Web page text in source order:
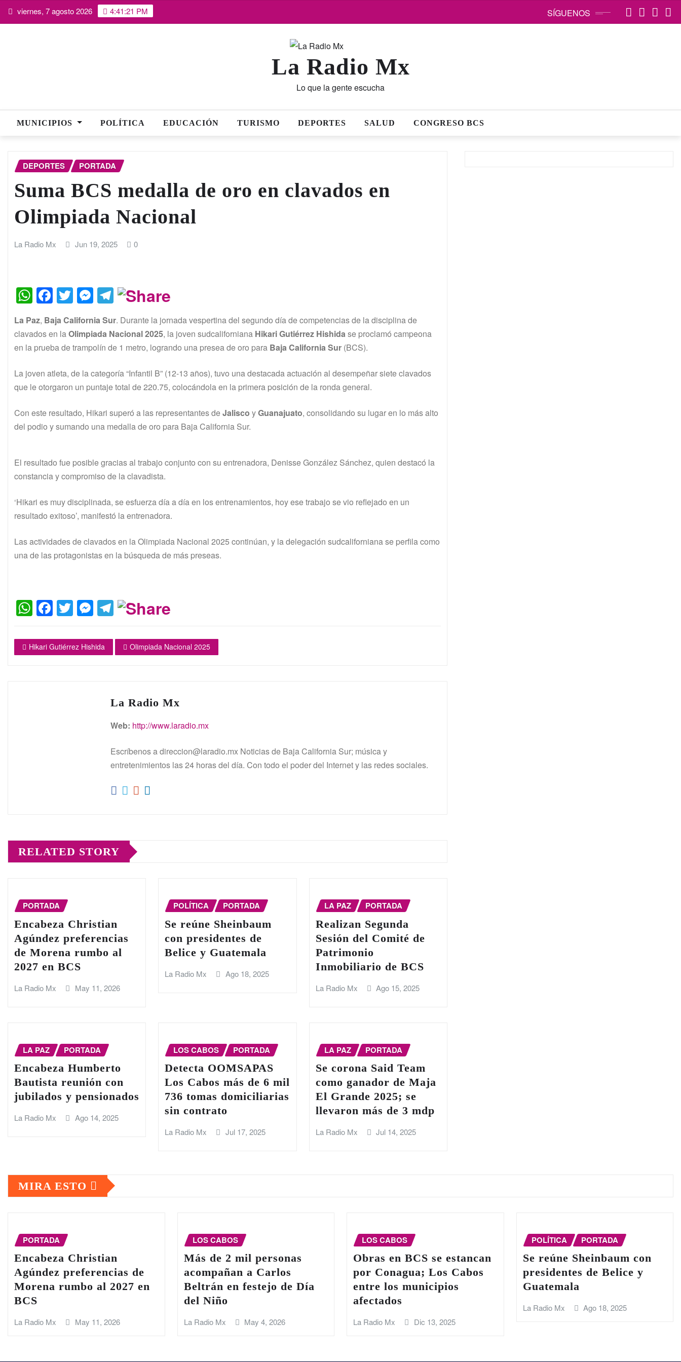
Saltar viernes, 7 agosto 2026 4:41:22 PM SÍGUENOS
La Radio Mx
Lo que la gente escucha
MUNICIPIOS POLÍTICA EDUCACIÓN TURISMO DEPORTES SALUD CONGRESO BCS
DEPORTES PORTADA
Suma BCS medalla de oro en clavados en
Olimpiada Nacional
La Radio Mx Jun 19, 2025 0
W
h
at
s
A
p
p
F
a
c
e
o
o
k
T
w
itt
er
M
e
s
s
n
g
er
T
el
e
gr
m
La Paz, Baja California Sur. Durante la jornada vespertina del segundo día de competencias de la disciplina de
clavados en la Olimpiada Nacional 2025, la joven sudcaliforniana Hikari Gutiérrez Hishida se proclamó campeona
en la prueba de trampolín de 1 metro, logrando una presea de oro para Baja California Sur (BCS).
La joven atleta, de la categoría “Infantil B” (12-13 años), tuvo una destacada actuación al desempeñar siete clavados
que le otorgaron un puntaje total de 220.75, colocándola en la primera posición de la ronda general.
Con este resultado, Hikari superó a las representantes deJalisco yGuanajuato, consolidando su lugar en lo más alto
del podio y sumando una medalla de oro para Baja California Sur.
El resultado fue posible gracias al trabajo conjunto con su entrenadora, Denisse González Sánchez, quien destacó la
constancia y compromiso de la clavadista.
‘Hikari es muy disciplinada, se esfuerza día a día en los entrenamientos, hoy ese trabajo se vio reflejado en un
resultado exitoso’, manifestó la entrenadora.
Las actividades de clavados en la Olimpiada Nacional 2025 continúan, y la delegación sudcaliforniana se perfila como
una de las protagonistas en la búsqueda de más preseas.
W
h
at
s
F
a
c
e
T
w
itt
er
M
e
s
s
T
e
gr
Hikari Gutiérrez Hishida Olimpiada Nacional 2025
La Radio Mx
Web: http://www.laradio.mx
Escríbenos a direccion@laradio.mx Noticias de Baja California Sur; música y
entretenimientos las 24 horas del día. Con todo el poder del Internet y las redes sociales.
RELATED STORY
PORTADA
Encabeza Christian
Agúndez preferencias
de Morena rumbo al
2027 en BCS
La Radio Mx May 11, 2026
POLÍTICA PORTADA
Se reúne Sheinbaum
con presidentes de
Belice y Guatemala
La Radio Mx Ago 18, 2025
LA PAZ PORTADA
Realizan Segunda
Sesión del Comité de
Patrimonio
Inmobiliario de BCS
La Radio Mx Ago 15, 2025
LA PAZ PORTADA
Encabeza Humberto
Bautista reunión con
jubilados y pensionados
La Radio Mx Ago 14, 2025
LOS CABOS PORTADA
Detecta OOMSAPAS
Los Cabos más de 6 mil
736 tomas domiciliarias
sin contrato
La Radio Mx Jul 17, 2025
LA PAZ PORTADA
Se corona Said Team
como ganador de Maja
El Grande 2025; se
llevaron más de 3 mdp
La Radio Mx Jul 14, 2025
MIRA ESTO
PORTADA
Encabeza Christian
Agúndez preferencias de
Morena rumbo al 2027 en
BCS
La Radio Mx May 11, 2026
LOS CABOS
Más de 2 mil personas
acompañan a Carlos
Beltrán en festejo de Día
del Niño
La Radio Mx May 4, 2026
LOS CABOS
Obras en BCS se estancan
por Conagua; Los Cabos
entre los municipios
afectados
La Radio Mx Dic 13, 2025
POLÍTICA PORTADA
Se reúne Sheinbaum con
presidentes de Belice y
Guatemala
La Radio Mx Ago 18, 2025